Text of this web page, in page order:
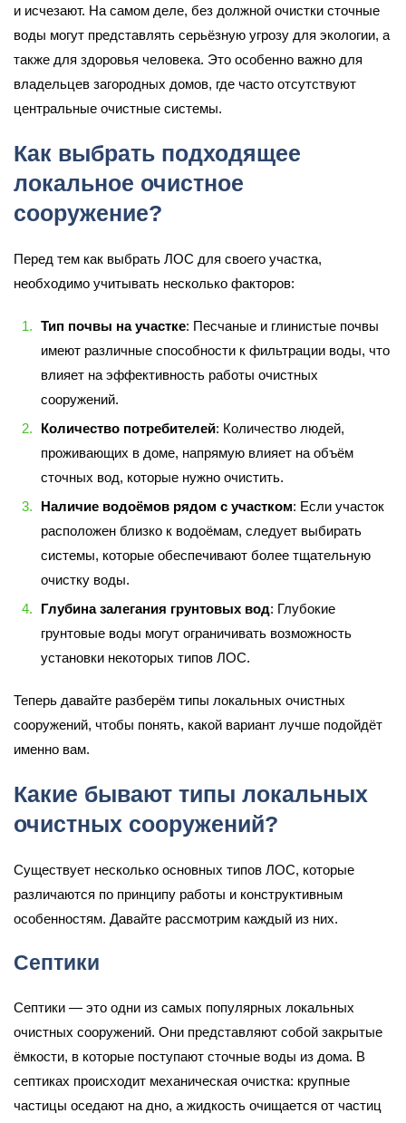
и исчезают. На самом деле, без должной очистки сточные
воды могут представлять серьёзную угрозу для экологии, а
также для здоровья человека. Это особенно важно для
владельцев загородных домов, где часто отсутствуют
центральные очистные системы.
Как выбрать подходящее
локальное очистное
сооружение?
Перед тем как выбрать ЛОС для своего участка,
необходимо учитывать несколько факторов:
Тип почвы на участке: Песчаные и глинистые почвы
имеют различные способности к фильтрации воды, что
влияет на эффективность работы очистных
сооружений.
Количество потребителей: Количество людей,
проживающих в доме, напрямую влияет на объём
сточных вод, которые нужно очистить.
Наличие водоёмов рядом с участком: Если участок
расположен близко к водоёмам, следует выбирать
системы, которые обеспечивают более тщательную
очистку воды.
Глубина залегания грунтовых вод: Глубокие
грунтовые воды могут ограничивать возможность
установки некоторых типов ЛОС.
Теперь давайте разберём типы локальных очистных
сооружений, чтобы понять, какой вариант лучше подойдёт
именно вам.
Какие бывают типы локальных
очистных сооружений?
Существует несколько основных типов ЛОС, которые
различаются по принципу работы и конструктивным
особенностям. Давайте рассмотрим каждый из них.
Септики
Септики — это одни из самых популярных локальных
очистных сооружений. Они представляют собой закрытые
ёмкости, в которые поступают сточные воды из дома. В
септиках происходит механическая очистка: крупные
частицы оседают на дно, а жидкость очищается от частиц